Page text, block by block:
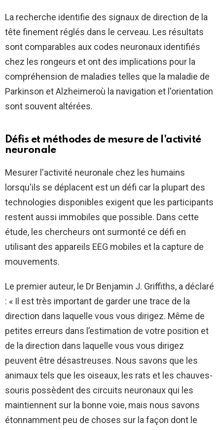
La recherche identifie des signaux de direction de la
tête finement réglés dans le cerveau. Les résultats
sont comparables aux codes neuronaux identifiés
chez les rongeurs et ont des implications pour la
compréhension de maladies telles que la maladie de
Parkinson etAlzheimeroù la navigation et l'orientation
sont souvent altérées.
Défis et méthodes de mesure de l'activité
neuronale
Mesurer l'activité neuronale chez les humains
lorsqu'ils se déplacent est un défi car la plupart des
technologies disponibles exigent que les participants
restent aussi immobiles que possible. Dans cette
étude, les chercheurs ont surmonté ce défi en
utilisant des appareils EEG mobiles et la capture de
mouvements.
Le premier auteur, le Dr Benjamin J. Griffiths, a déclaré
: « Il est très important de garder une trace de la
direction dans laquelle vous vous dirigez. Même de
petites erreurs dans l’estimation de votre position et
de la direction dans laquelle vous vous dirigez
peuvent être désastreuses. Nous savons que les
animaux tels que les oiseaux, les rats et les chauves-
souris possèdent des circuits neuronaux qui les
maintiennent sur la bonne voie, mais nous savons
étonnamment peu de choses sur la façon dont le